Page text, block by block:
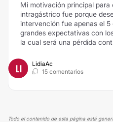
Mi motivación principal para
intragástrico fue porque
intervención fue apenas el
grandes expectativas con
la cual será una pérdida
LI
LidiaAc
15 comentarios
Todo el contenido de esta página está